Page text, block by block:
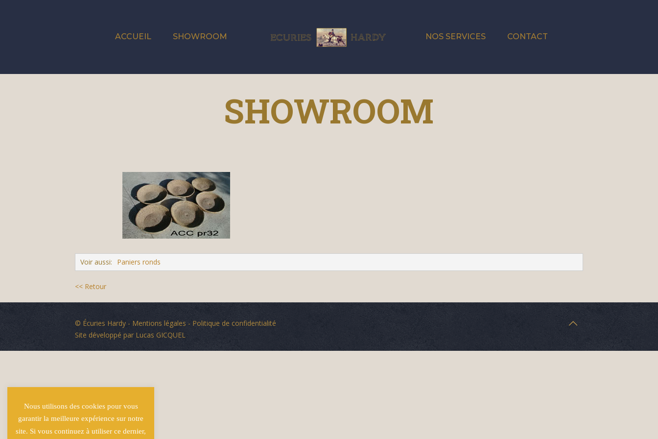
ACCUEIL SHOWROOM NOS SERVICES CONTACT
SHOWROOM
Voir aussi: Paniers ronds
<< Retour
© Écuries Hardy - Mentions légales - Politique de confidentialité
Site développé par Lucas GICQUEL
Nous utilisons des cookies pour vous
garantir la meilleure expérience sur notre
site. Si vous continuez à utiliser ce dernier,